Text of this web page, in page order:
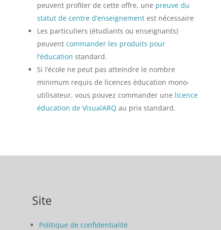
peuvent profiter de cette offre, une preuve du
statut de centre d’enseignementest nécessaire
Les particuliers (étudiants ou enseignants)
peuvent commander les produits pour
l’éducation standard.
Si l’école ne peut pas atteindre le nombre
minimum requis de licences éducation mono-
utilisateur, vous pouvez commander une licence
éducation de VisualARQ au prix standard.
Site
Politique de confidentialité